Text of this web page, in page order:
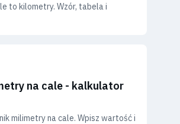
to kilometry. Wzór, tabela i
na cale - kalkulator
milimetry na cale. Wpisz wartość i